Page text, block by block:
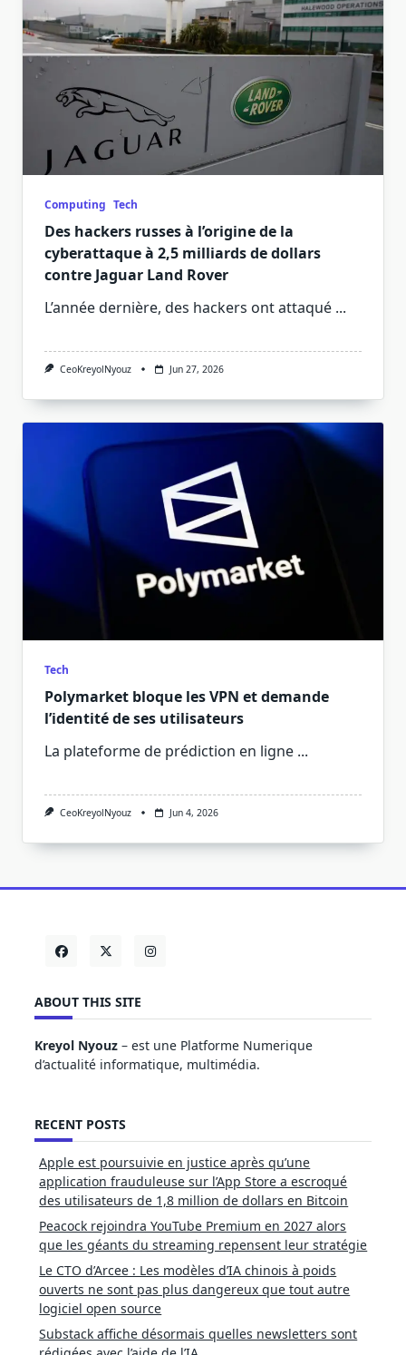
Computing Tech
Des hackers russes à l’origine de la
cyberattaque à 2,5 milliards de dollars
contre Jaguar Land Rover
L’année dernière, des hackers ont attaqué ...
CeoKreyolNyouz Jun 27, 2026
Tech
Polymarket bloque les VPN et demande
l’identité de ses utilisateurs
La plateforme de prédiction en ligne ...
CeoKreyolNyouz Jun 4, 2026
ABOUT THIS SITE
Kreyol Nyouz – est une Platforme Numerique
d’actualité informatique, multimédia.
RECENT POSTS
Apple est poursuivie en justice après qu’une
application frauduleuse sur l’App Store a escroqué
des utilisateurs de 1,8 million de dollars en Bitcoin
Peacock rejoindra YouTube Premium en 2027 alors
que les géants du streaming repensent leur stratégie
Le CTO d’Arcee : Les modèles d’IA chinois à poids
ouverts ne sont pas plus dangereux que tout autre
logiciel open source
Substack affiche désormais quelles newsletters sont